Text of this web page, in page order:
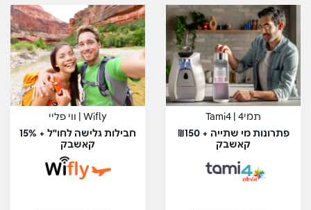
תמי4 | Tami4
פתרונות מי שתייה + ₪150
קאשבק
Wifly | ווי פליי
חבילות גלישה לחו"ל + 15%
קאשבק